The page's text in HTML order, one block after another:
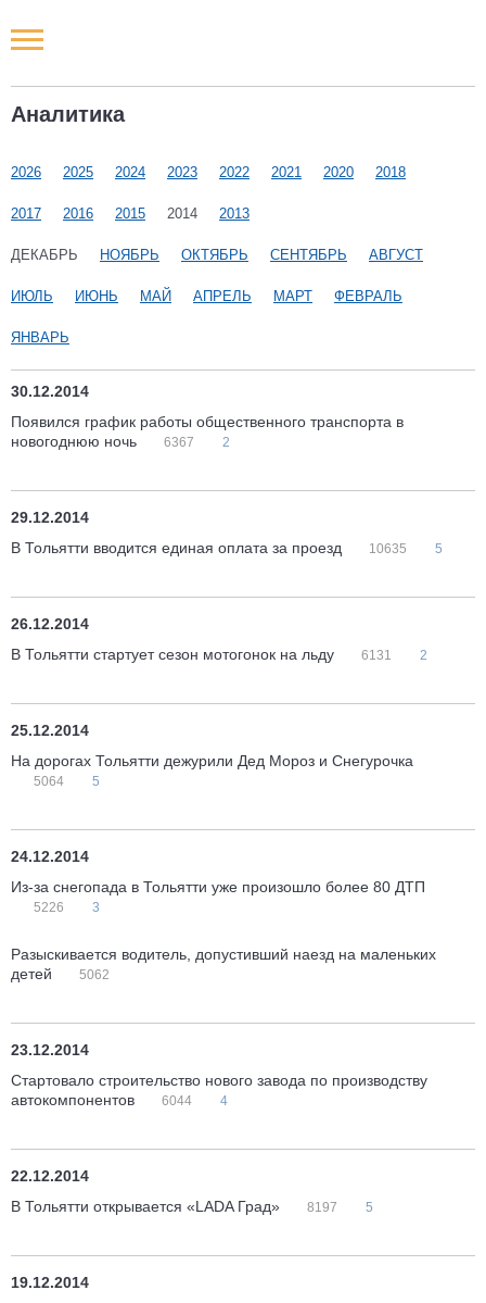
Аналитика
2026 2025 2024 2023 2022 2021 2020 2018
2017 2016 2015 2014 2013
ДЕКАБРЬ НОЯБРЬ ОКТЯБРЬ СЕНТЯБРЬ АВГУСТ
ИЮЛЬ ИЮНЬ МАЙ АПРЕЛЬ МАРТ ФЕВРАЛЬ
ЯНВАРЬ
30.12.2014
Появился график работы общественного транспорта в
новогоднюю ночь
6367 2
29.12.2014
В Тольятти вводится единая оплата за проезд
10635 5
26.12.2014
В Тольятти стартует сезон мотогонок на льду
6131 2
25.12.2014
На дорогах Тольятти дежурили Дед Мороз и Снегурочка
5064 5
24.12.2014
Из-за снегопада в Тольятти уже произошло более 80 ДТП
5226 3
Разыскивается водитель, допустивший наезд на маленьких
детей
5062
23.12.2014
Стартовало строительство нового завода по производству
автокомпонентов
6044 4
22.12.2014
В Тольятти открывается «LADA Град»
8197 5
19.12.2014
Новости РФ
Наши мероприятия
Статьи